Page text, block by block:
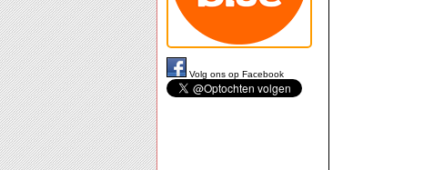
Volg ons op Facebook